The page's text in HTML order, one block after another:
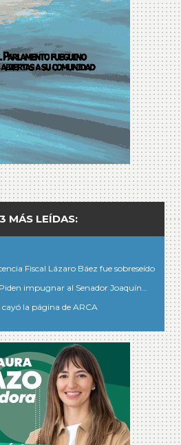
MÁS LEÍDAS:
Fiscal Lázaro Báez fue sobreseído
impugnar al Senador Joaquín…
cayó la página de ARCA